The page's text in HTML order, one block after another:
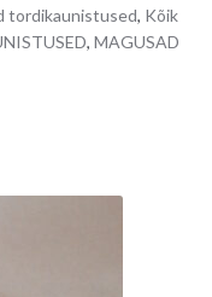
tordikaunistused, Kõik
, MAGUSAD